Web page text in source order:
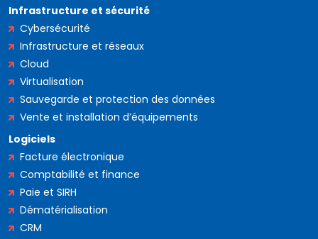
Infrastructure et sécurité
Cybersécurité
Infrastructure et réseaux
Cloud
Virtualisation
Sauvegarde et protection des données
Vente et installation d’équipements
Logiciels
Facture électronique
Comptabilité et finance
Paie et SIRH
Dématérialisation
CRM